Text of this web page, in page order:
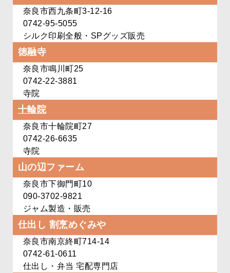
奈良市西九条町3-12-16
0742-95-5055
シルク印刷全般・SPグッズ販売
徳融寺
奈良市鳴川町25
0742-22-3881
寺院
十輪院
奈良市十輪院町27
0742-26-6635
寺院
山の辺ファーム
奈良市下御門町10
090-3702-9821
ジャム製造・販売
仕出し 割烹めぐみや
奈良市南京終町714-14
0742-61-0611
仕出し・弁当 宅配専門店